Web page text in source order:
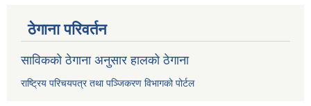
ठेगाना परिवर्तन
साविकको ठेगाना अनुसार हालको ठेगाना
राष्ट्रिय परिचयपत्र तथा पञ्जिकरण विभागको पोर्टल